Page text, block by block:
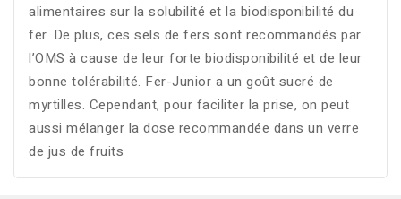
alimentaires sur la solubilité et la biodisponibilité du
fer. De plus, ces sels de fers sont recommandés par
l’OMS à cause de leur forte biodisponibilité et de leur
bonne tolérabilité. Fer-Junior a un goût sucré de
myrtilles. Cependant, pour faciliter la prise, on peut
aussi mélanger la dose recommandée dans un verre
de jus de fruits